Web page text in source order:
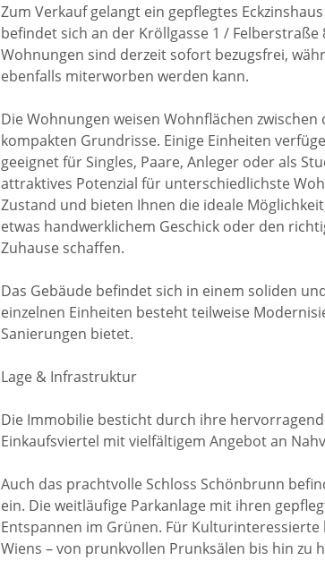
Zum Verkauf gelangt ein gepflegtes
befindet sich an der Kröllgasse 1 /
Wohnungen sind derzeit sofort bezugsfrei,
ebenfalls miterworben werden kann.
Die Wohnungen weisen Wohnflächen
kompakten Grundrisse. Einige Einheiten
geeignet für Singles, Paare, Anleger oder als
attraktives Potenzial für unterschiedlichste
Zustand und bieten Ihnen die ideale
etwas handwerklichem Geschick oder den
Zuhause schaffen.
Das Gebäude befindet sich in einem soliden
einzelnen Einheiten besteht teilweise
Sanierungen bietet.
Lage & Infrastruktur
Die Immobilie besticht durch ihre
Einkaufsviertel mit vielfältigem Angebot an
Auch das prachtvolle Schloss Schönbrunn
ein. Die weitläufige Parkanlage mit ihren
Entspannen im Grünen. Für
Wiens – von prunkvollen Prunksälen bis hin